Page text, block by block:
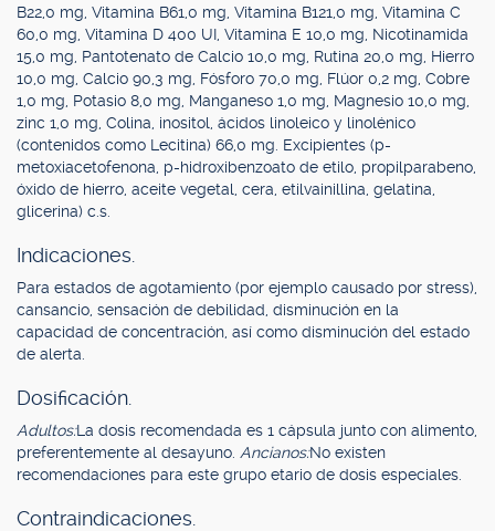
B22,0 mg, Vitamina B61,0 mg, Vitamina B121,0 mg, Vitamina C
60,0 mg, Vitamina D 400 UI, Vitamina E 10,0 mg, Nicotinamida
15,0 mg, Pantotenato de Calcio 10,0 mg, Rutina 20,0 mg, Hierro
10,0 mg, Calcio 90,3 mg, Fósforo 70,0 mg, Flúor 0,2 mg, Cobre
1,0 mg, Potasio 8,0 mg, Manganeso 1,0 mg, Magnesio 10,0 mg,
zinc 1,0 mg, Colina, inositol, ácidos linoleico y linolénico
(contenidos como Lecitina) 66,0 mg. Excipientes (p-
metoxiacetofenona, p-hidroxibenzoato de etilo, propilparabeno,
óxido de hierro, aceite vegetal, cera, etilvainillina, gelatina,
glicerina) c.s.
Indicaciones.
Para estados de agotamiento (por ejemplo causado por stress),
cansancio, sensación de debilidad, disminución en la
capacidad de concentración, así como disminución del estado
de alerta.
Dosificación.
Adultos:La dosis recomendada es 1 cápsula junto con alimento,
preferentemente al desayuno. Ancianos:No existen
recomendaciones para este grupo etario de dosis especiales.
Contraindicaciones.